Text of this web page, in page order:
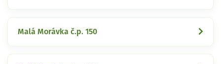
Malá Morávka č.p. 150